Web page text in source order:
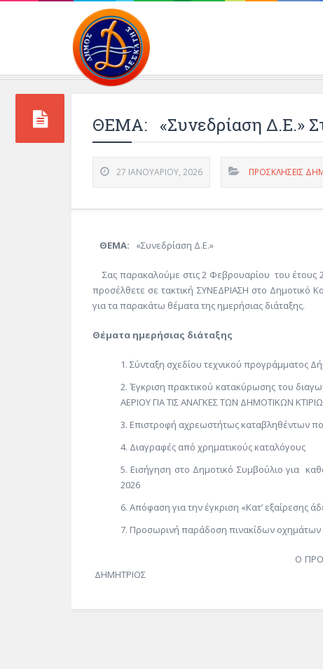
ΘΕΜΑ: «Συνεδρίαση Δ.Ε.»
27 ΙΑΝΟΥΑΡΊΟΥ, 2026 ΠΡΟΣΚΛΗΣΕΙΣ
ΘΕΜΑ: «Συνεδρίαση Δ.Ε.»
Σας παρακαλούμε στις 2 Φεβρουαρίου του
προσέλθετε σε τακτική ΣΥΝΕΔΡΙΑΣΗ στο Δημοτικό
για τα παρακάτω θέματα της ημερήσιας διάταξης.
Θέματα ημερήσιας διάταξης
Σύνταξη σχεδίου τεχνικού προγράμματος
Έγκριση πρακτικού κατακύρωσης του
ΑΕΡΙΟΥ ΓΙΑ ΤΙΣ ΑΝΑΓΚΕΣ ΤΩΝ ΔΗΜΟΤΙΚΩΝ
Επιστροφή αχρεωστήτως καταβληθέντων
Διαγραφές από χρηματικούς καταλόγους
Εισήγηση στο Δημοτικό Συμβούλιο για
2026
Απόφαση για την έγκριση «Κατ’ εξαίρεσης
Προσωρινή παράδοση πινακίδων οχημάτων
Ο
ΔΗΜΗΤΡΙΟΣ